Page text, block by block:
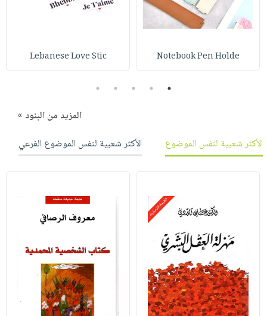
صابون
أطفال
فيديوهات
أسئلة
طرحها
كتابك
عربة
نشرة
Notebook Pen Holde
Lebanese Love Stic
1
2
3
4
5
المزيد من البنود »
الأكثر شعبية لنفس الموضوع
الأكثر شعبية لنفس الموضوع الفرعي